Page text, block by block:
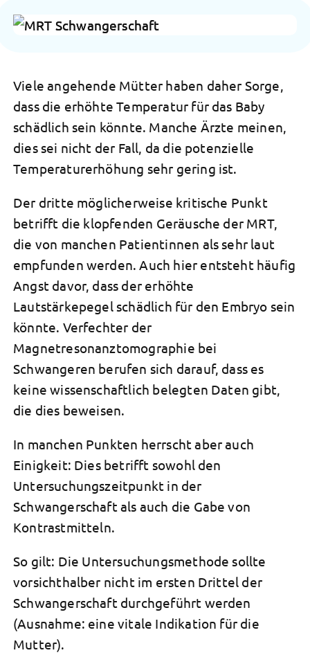
Viele angehende Mütter haben daher Sorge,
dass die erhöhte Temperatur für das Baby
schädlich sein könnte. Manche Ärzte meinen,
dies sei nicht der Fall, da die potenzielle
Temperaturerhöhung sehr gering ist.
Der dritte möglicherweise kritische Punkt
betrifft die klopfenden Geräusche der MRT,
die von manchen Patientinnen als sehr laut
empfunden werden. Auch hier entsteht häufig
Angst davor, dass der erhöhte
Lautstärkepegel schädlich für den Embryo sein
könnte. Verfechter der
Magnetresonanztomographie bei
Schwangeren berufen sich darauf, dass es
keine wissenschaftlich belegten Daten gibt,
die dies beweisen.
In manchen Punkten herrscht aber auch
Einigkeit: Dies betrifft sowohl den
Untersuchungszeitpunkt in der
Schwangerschaft als auch die Gabe von
Kontrastmitteln.
So gilt: Die Untersuchungsmethode sollte
vorsichthalber nicht im ersten Drittel der
Schwangerschaft durchgeführt werden
(Ausnahme: eine vitale Indikation für die
Mutter).